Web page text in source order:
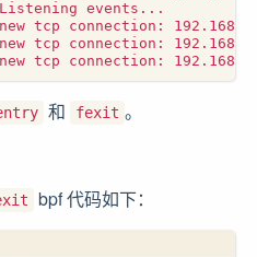
tcp connection:
tcp connection:
tcp connection:
和 fexit 。
bpf 代码如下：